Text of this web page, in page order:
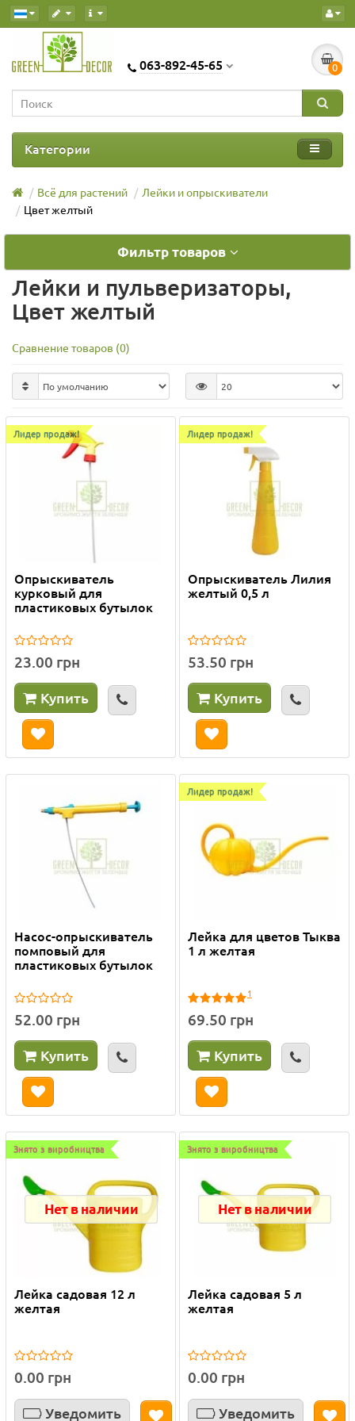
063-892-45-65 0
Категории
Всё для растений
Лейки и опрыскиватели
Цвет желтый
Фильтр товаров
Лейки и пульверизаторы,
Цвет желтый
Сравнение товаров (0)
Лидер продаж!
Опрыскиватель
курковый для
пластиковых бутылок
23.00 грн
Купить
Лидер продаж!
Опрыскиватель Лилия
желтый 0,5 л
53.50 грн
Купить
Насос-опрыскиватель
помповый для
пластиковых бутылок
52.00 грн
Купить
Лидер продаж!
Лейка для цветов Тыква
1 л желтая
1
69.50 грн
Купить
Знято з виробництва
Нет в наличии
Лейка садовая 12 л
желтая
0.00 грн
Уведомить
Знято з виробництва
Нет в наличии
Лейка садовая 5 л
желтая
0.00 грн
Уведомить